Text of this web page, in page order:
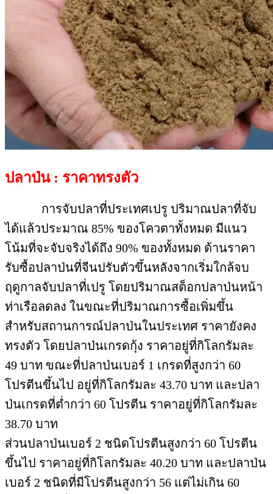
ปลาป่น : ราคาทรงตัว
การจับปลาที่ประเทศเปรู ปริมาณปลาที่จับ
ได้แล้วประมาณ 85% ของโควตาทั้งหมด มีแนว
โน้มที่จะจับจริงได้ถึง 90% ของทั้งหมด ด้านราคา
รับซื้อปลาป่นที่จีนปรับตัวขึ้นหลังจากเริ่มใกล้จบ
ฤดูกาลจับปลาที่เปรู โดยปริมาณสต็อกปลาป่นหน้า
ท่าเรือลดลง ในขณะที่ปริมาณการซื้อเพิ่มขึ้น
สำหรับสถานการณ์ปลาป่นในประเทศ ราคายังคง
ทรงตัว โดยปลาป่นเกรดกุ้ง ราคาอยู่ที่กิโลกรัมละ
49 บาท ขณะที่ปลาป่นเบอร์ 1 เกรดที่สูงกว่า 60
โปรตีนขึ้นไป อยู่ที่กิโลกรัมละ 43.70 บาท และปลา
ป่นเกรดที่ต่ำกว่า 60 โปรตีน ราคาอยู่ที่กิโลกรัมละ
38.70 บาท
ส่วนปลาป่นเบอร์ 2 ชนิดโปรตีนสูงกว่า 60 โปรตีน
ขึ้นไป ราคาอยู่ที่กิโลกรัมละ 40.20 บาท และปลาป่น
เบอร์ 2 ชนิดที่มีโปรตีนสูงกว่า 56 แต่ไม่เกิน 60